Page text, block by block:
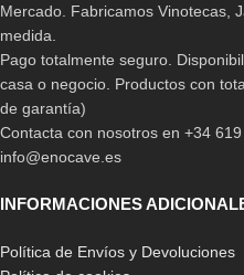
Mercado. Fabricamos Vinotecas,
medida.
Pago totalmente seguro.
casa o negocio. Productos con
de garantía)
Contacta con nosotros en +34
info@enocave.es
INFORMACIONES
Política de Envíos y Devoluciones